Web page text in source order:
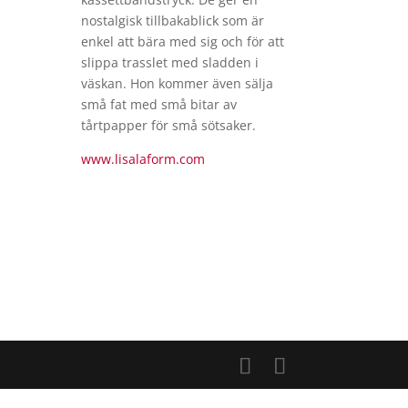
nostalgisk tillbakablick som är
enkel att bära med sig och för att
slippa trasslet med sladden i
väskan. Hon kommer även sälja
små fat med små bitar av
tårtpapper för små sötsaker.
www.lisalaform.com